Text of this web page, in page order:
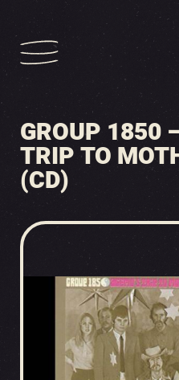
GROUP 1850
TRIP TO
(CD)